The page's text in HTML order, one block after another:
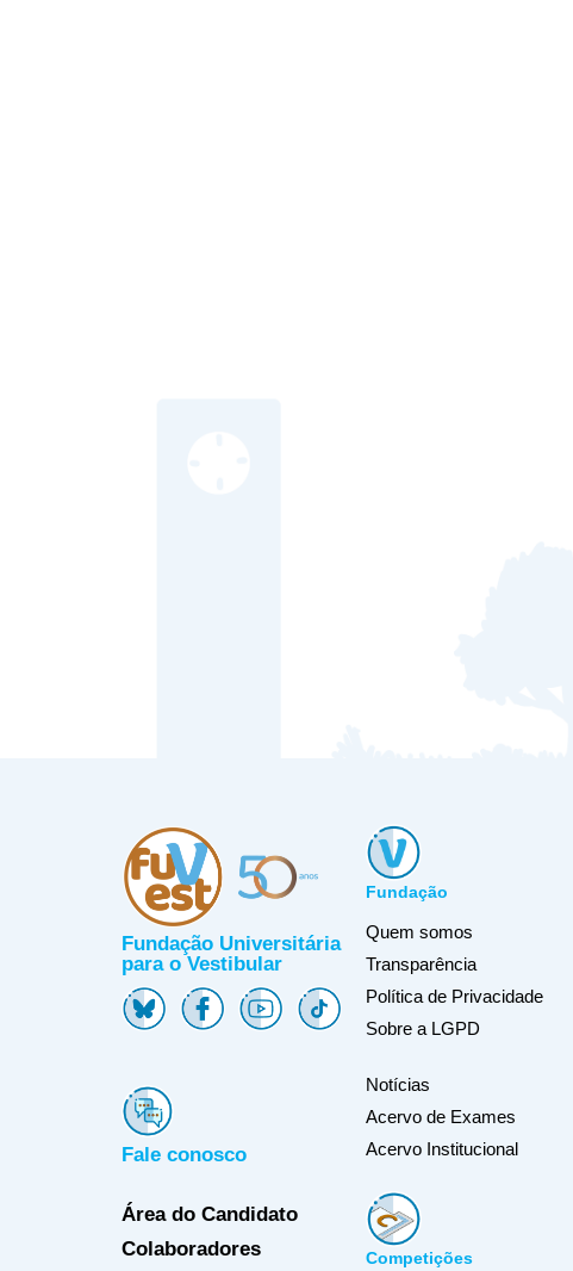
Fundação Universitária
para o Vestibular
Fale conosco
Área do Candidato
Colaboradores
Fundação
Quem somos
Transparência
Política de Privacidade
Sobre a LGPD
Notícias
Acervo de Exames
Acervo Institucional
Competições